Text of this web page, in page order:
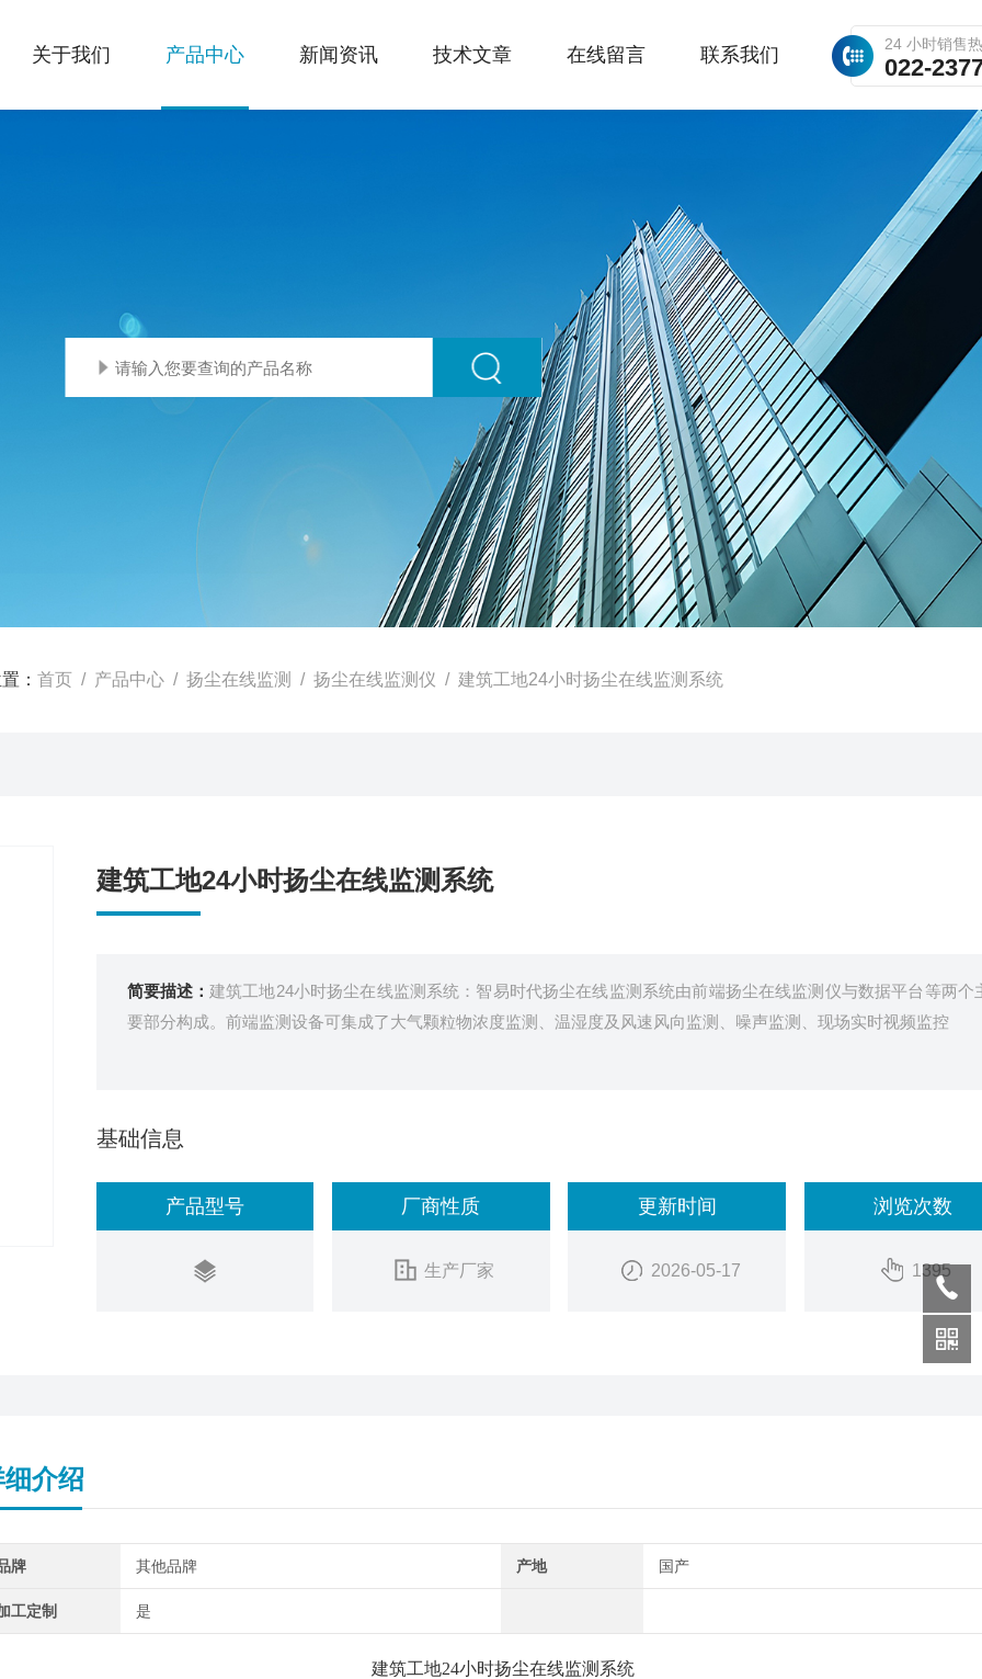
24 小时销售
022-
关于我们 产品中心 新闻资讯 技术文章 在线留言 联系我们
： 首页 / 产品中心 / 扬尘在线监测 / 扬尘在线监测仪 / 建筑工地24小时扬尘在线监测系统
建筑工地24小时扬尘在线监测系统
简要描述： 建筑工地24小时扬尘在线监测系统：智易时代扬尘在线监测系统由前端扬尘在线监测仪与数据平台等两个
要部分构成。前端监测设备可集成了大气颗粒物浓度监测、温湿度及风速风向监测、噪声监测、现场实时视频监控
基础信息
产品型号 厂商性质
生产厂家
更新时间
2026-05-17
浏览次数
1395
介绍
牌 其他品牌 产地 国产
工定制 是
建筑工地24小时扬尘在线监测系统